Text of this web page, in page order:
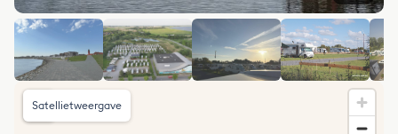
Satellietweergave